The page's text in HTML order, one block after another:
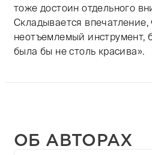
тоже достоин отдельного
Складывается впечатление,
неотъемлемый инструмент,
была бы не столь красива».
ОБ АВТОРАХ